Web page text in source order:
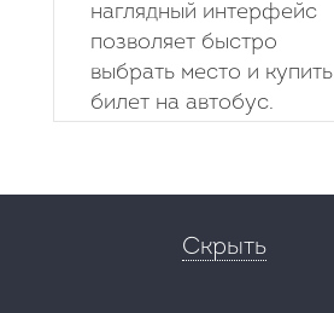
наглядный интерфейс
позволяет быстро
выбрать место и купить
билет на автобус.
Скрыть